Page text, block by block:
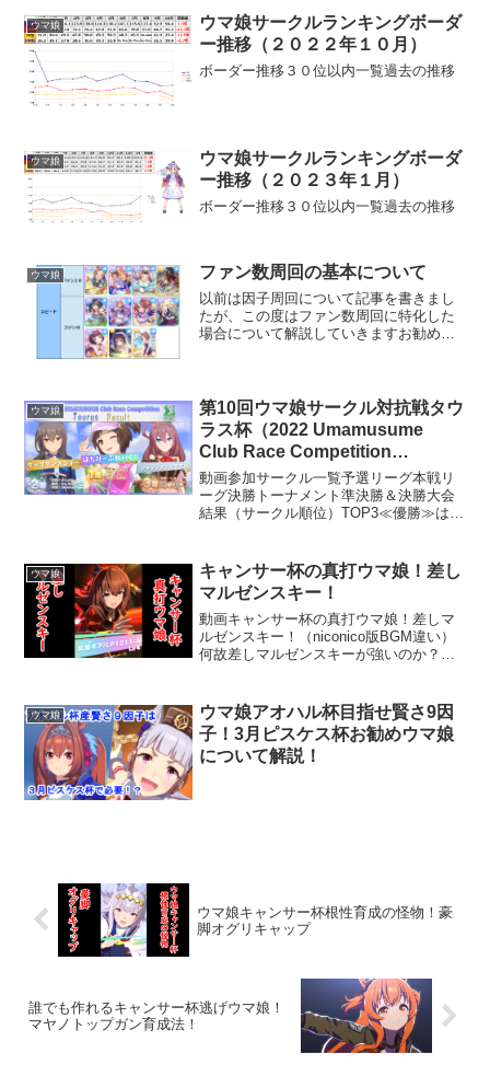
ウマ娘
ウマ娘サークルランキングボーダ
ー推移（２０２２年１０月）
ボーダー推移３０位以内一覧過去の推移
ウマ娘
ウマ娘サークルランキングボーダ
ー推移（２０２３年１月）
ボーダー推移３０位以内一覧過去の推移
ウマ娘 ファン数周回の基本について
以前は因子周回について記事を書きまし
たが、この度はファン数周回に特化した
場合について解説していきますお勧めウ
ね強力短...
ウマ娘
第10回ウマ娘サークル対抗戦タウ
ラス杯（2022 Umamusume
Club Race Competition
Taurus）大会レポート
動画参加サークル一覧予選リーグ本戦リ
ーグ決勝トーナメント準決勝＆決勝大会
結果（サークル順位）TOP3≪優勝≫はち
Best9アークナイツ晴れる屋牧場スカイシ
ンボルMi...
ウマ娘
キャンサー杯の真打ウマ娘！差し
マルゼンスキー！
動画キャンサー杯の真打ウマ娘！差しマ
ルゼンスキー！（niconico版BGM違い）
何故差しマルゼンスキーが強いのか？・
動して終盤まで効果が持たないのであま
り意味がないが...
ウマ娘
ウマ娘アオハル杯目指せ賢さ9因
子！3月ピスケス杯お勧めウマ娘
について解説！
ウマ娘キャンサー杯根性育成の怪物！豪
脚オグリキャップ
誰でも作れるキャンサー杯逃げウマ娘！
マヤノトップガン育成法！